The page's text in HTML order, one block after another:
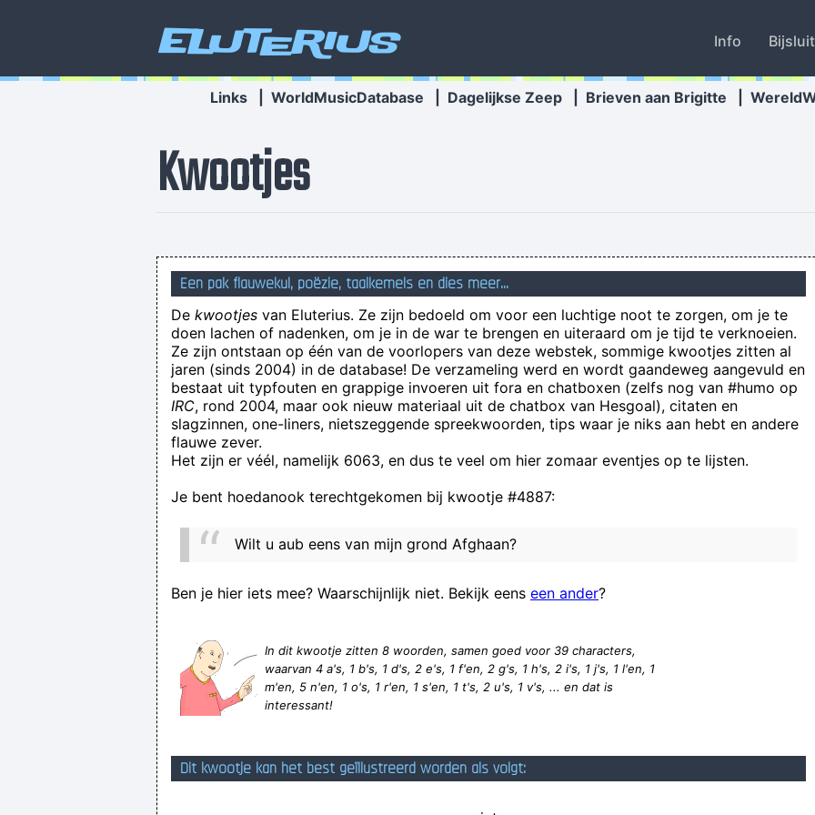
Eluterius Info
Links WorldMusicDatabase Dagelijkse Zeep Brieven aan Brigitte
Kwootjes
hooi in de schuur en regen
Wat je als
Ik las laatst iets
ballet jesuit proxy alsop troop newtonian cavendish antarctica bosch methylene blade
De grootste sekte ter wereld wil
Stop je
Welk vind jij
AS TE NOEW
Hoe
wir kommen in jeden
Van Der Gijp heeft het blijkbaar niet zo begrepen op de Rode Duivels. Dat is niet erg. Van
Een pak flauwekul, poëzie, taalkemels en dies meer...
De kwootjes van Eluterius. Ze zijn bedoeld om voor een luchtige noot te zorgen, om je te
doen lachen of nadenken, om je in de war te brengen en uiteraard om je tijd te verknoeien.
Ze zijn ontstaan op één van de voorlopers van deze webstek, sommige kwootjes zitten al
jaren (sinds 2004) in de database! De verzameling werd en wordt gaandeweg aangevuld en
bestaat uit typfouten en grappige invoeren uit fora en chatboxen (zelfs nog van #humo op
IRC, rond 2004, maar ook nieuw materiaal uit de chatbox van Hesgoal), citaten en
slagzinnen, one-liners, nietszeggende spreekwoorden, tips waar je niks aan hebt en andere
flauwe zever.
Het zijn er véél, namelijk 6063, en dus te veel om hier zomaar eventjes op te lijsten.
Je bent hoedanook terechtgekomen bij kwootje #4887:
Wilt u aub eens van mijn grond Afghaan?
Ben je hier iets mee? Waarschijnlijk niet. Bekijk eens een ander?
In dit kwootje zitten 8 woorden, samen goed voor 39 characters,
waarvan 4 a's, 1 b's, 1 d's, 2 e's, 1 f'en, 2 g's, 1 h's, 2 i's, 1 j's, 1 l'en, 1
m'en, 5 n'en, 1 o's, 1 r'en, 1 s'en, 1 t's, 2 u's, 1 v's, ... en dat is
interessant!
Dit kwootje kan het best geïllustreerd worden als volgt: